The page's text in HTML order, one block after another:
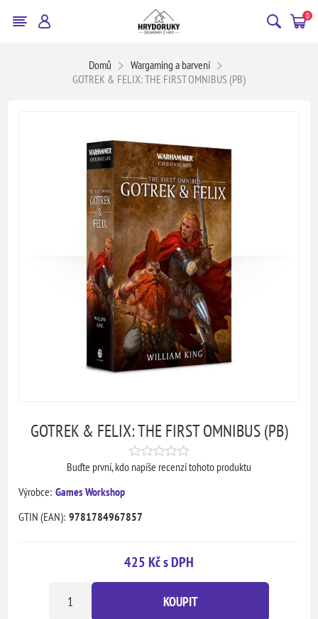
0
Domů
Wargaming a barvení
GOTREK & FELIX: THE FIRST OMNIBUS (PB)
GOTREK & FELIX: THE FIRST OMNIBUS (PB)
Buďte první, kdo napíše recenzi tohoto produktu
Výrobce: Games Workshop
GTIN (EAN): 9781784967857
425 Kč s DPH
KOUPIT